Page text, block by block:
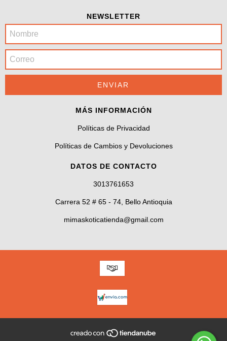
NEWSLETTER
MÁS INFORMACIÓN
Políticas de Privacidad
Políticas de Cambios y Devoluciones
DATOS DE CONTACTO
3013761653
Carrera 52 # 65 - 74, Bello Antioquia
mimaskoticatienda@gmail.com